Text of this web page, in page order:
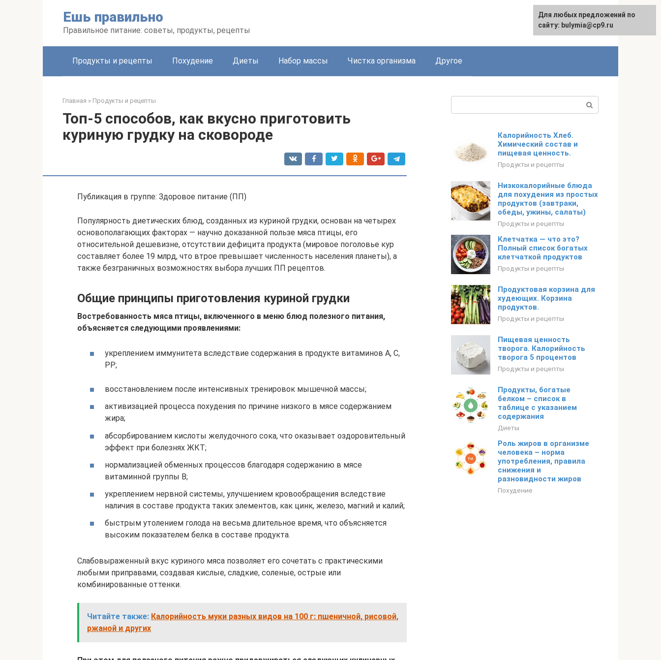
Ешь правильно
Правильное питание: советы, продукты, рецепты
Продукты и рецепты Похудение Диеты Набор массы Чистка организма Другое
Главная » Продукты и рецепты
Топ-5 способов, как вкусно приготовить
куриную грудку на сковороде
Публикация в группе: Здоровое питание (ПП)
Популярность диетических блюд, созданных из куриной грудки, основан на четырех
основополагающих факторах — научно доказанной пользе мяса птицы, его
относительной дешевизне, отсутствии дефицита продукта (мировое поголовье кур
составляет более 19 млрд, что втрое превышает численность населения планеты), а
также безграничных возможностях выбора лучших ПП рецептов.
Общие принципы приготовления куриной грудки
Востребованность мяса птицы, включенного в меню блюд полезного питания,
объясняется следующими проявлениями:
укреплением иммунитета вследствие содержания в продукте витаминов A, C,
PP;
восстановлением после интенсивных тренировок мышечной массы;
активизацией процесса похудения по причине низкого в мясе содержанием
жира;
абсорбированием кислоты желудочного сока, что оказывает оздоровительный
эффект при болезнях ЖКТ;
нормализацией обменных процессов благодаря содержанию в мясе
витаминной группы B;
укреплением нервной системы, улучшением кровообращения вследствие
наличия в составе продукта таких элементов, как цинк, железо, магний и калий;
быстрым утолением голода на весьма длительное время, что объясняется
высоким показателем белка в составе продукта.
Слабовыраженный вкус куриного мяса позволяет его сочетать с практическими
любыми приправами, создавая кислые, сладкие, соленые, острые или
комбинированные оттенки.
Читайте также: Калорийность муки разных видов на 100 г: пшеничной, рисовой,
ржаной и других
Калорийность Хлеб.
Химический состав и
пищевая ценность.
Продукты и рецепты
Низкокалорийные блюда
для похудения из простых
продуктов (завтраки,
обеды, ужины, салаты)
Продукты и рецепты
Клетчатка — что это?
Полный список богатых
клетчаткой продуктов
Продукты и рецепты
Продуктовая корзина для
худеющих. Корзина
продуктов.
Продукты и рецепты
Пищевая ценность
творога. Калорийность
творога 5 процентов
Продукты и рецепты
Продукты, богатые
белком – список в
таблице с указанием
содержания
Диеты
Роль жиров в организме
человека – норма
употребления, правила
снижения и
разновидности жиров
Похудение
Для любых предложений по
сайту: bulymia@cp9.ru